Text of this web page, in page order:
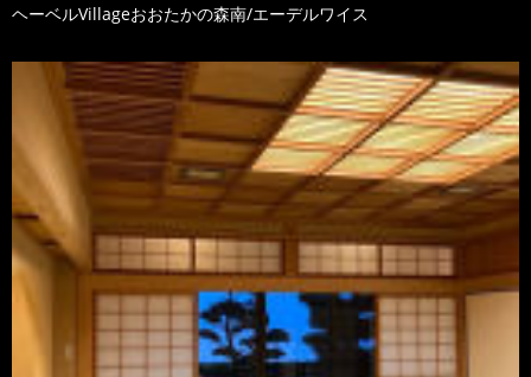
ヘーベルVillageおおたかの森南/エーデルワイス